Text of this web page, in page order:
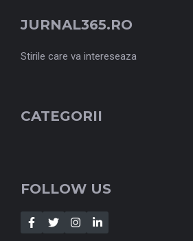
JURNAL365.RO
Stirile care va intereseaza
CATEGORII
FOLLOW US